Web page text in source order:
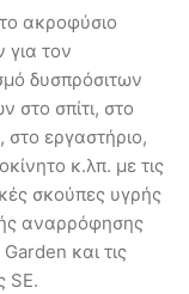
ακροφύσιο
για τον
δυσπρόσιτων
στο σπίτι, στο
στο εργαστήριο,
κ.λπ. με τις
σκούπες υγρής
αναρρόφησης
και τις
SE.